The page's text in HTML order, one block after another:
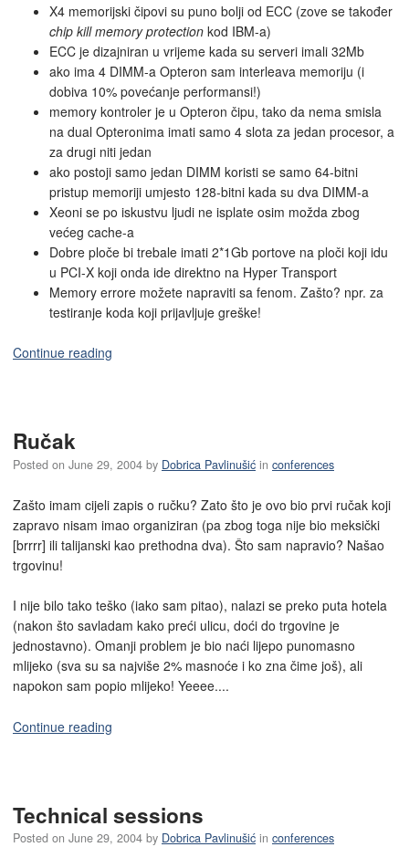
X4 memorijski čipovi su puno bolji od ECC (zove se također
chip kill memory protection kod IBM-a)
ECC je dizajniran u vrijeme kada su serveri imali 32Mb
ako ima 4 DIMM-a Opteron sam interleava memoriju (i
dobiva 10% povećanje performansi!)
memory kontroler je u Opteron čipu, tako da nema smisla
na dual Opteronima imati samo 4 slota za jedan procesor, a
za drugi niti jedan
ako postoji samo jedan DIMM koristi se samo 64-bitni
pristup memoriji umjesto 128-bitni kada su dva DIMM-a
Xeoni se po iskustvu ljudi ne isplate osim možda zbog
većeg cache-a
Dobre ploče bi trebale imati 2*1Gb portove na ploči koji idu
u PCI-X koji onda ide direktno na Hyper Transport
Memory errore možete napraviti sa fenom. Zašto? npr. za
testiranje koda koji prijavljuje greške!
Continue reading
Ručak
Posted on June 29, 2004 by Dobrica Pavlinušić in conferences
Zašto imam cijeli zapis o ručku? Zato što je ovo bio prvi ručak koji
zapravo nisam imao organiziran (pa zbog toga nije bio meksički
[brrrr] ili talijanski kao prethodna dva). Što sam napravio? Našao
trgovinu!
I nije bilo tako teško (iako sam pitao), nalazi se preko puta hotela
(nakon što savladam kako preći ulicu, doći do trgovine je
jednostavno). Omanji problem je bio naći lijepo punomasno
mlijeko (sva su sa najviše 2% masnoće i ko zna čime još), ali
napokon sam popio mlijeko! Yeeee....
Continue reading
Technical sessions
Posted on June 29, 2004 by Dobrica Pavlinušić in conferences